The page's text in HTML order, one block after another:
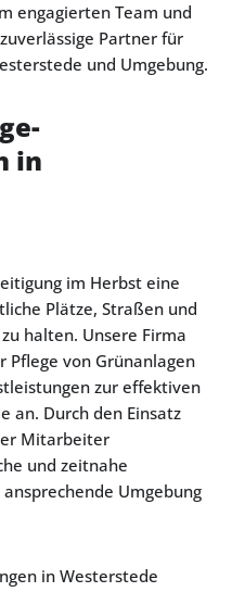
engagierten Team und
Partner für
und Umgebung.
in
im Herbst eine
Plätze, Straßen und
halten. Unsere Firma
Pflege von Grünanlagen
zur effektiven
an. Durch den Einsatz
Mitarbeiter
und zeitnahe
Umgebung
in Westerstede